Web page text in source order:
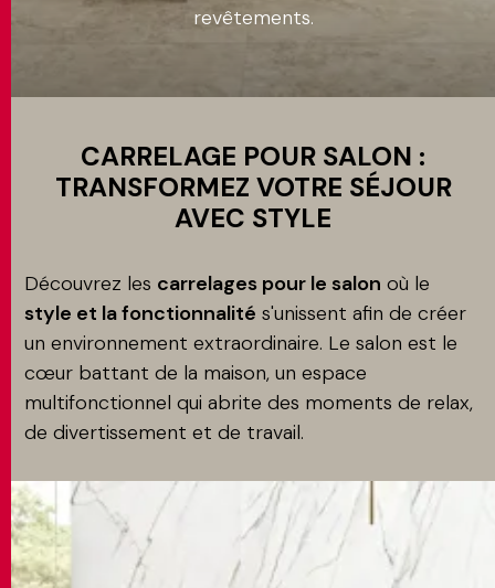
RECHERCHE
ESPACE RÉSERVÉ
revêtements.
CARRELAGE POUR SALON :
TRANSFORMEZ VOTRE SÉJOUR
AVEC STYLE
Découvrez les carrelages pour le salon où le
style et la fonctionnalité s'unissent afin de créer
un environnement extraordinaire. Le salon est le
cœur battant de la maison, un espace
multifonctionnel qui abrite des moments de relax,
de divertissement et de travail.